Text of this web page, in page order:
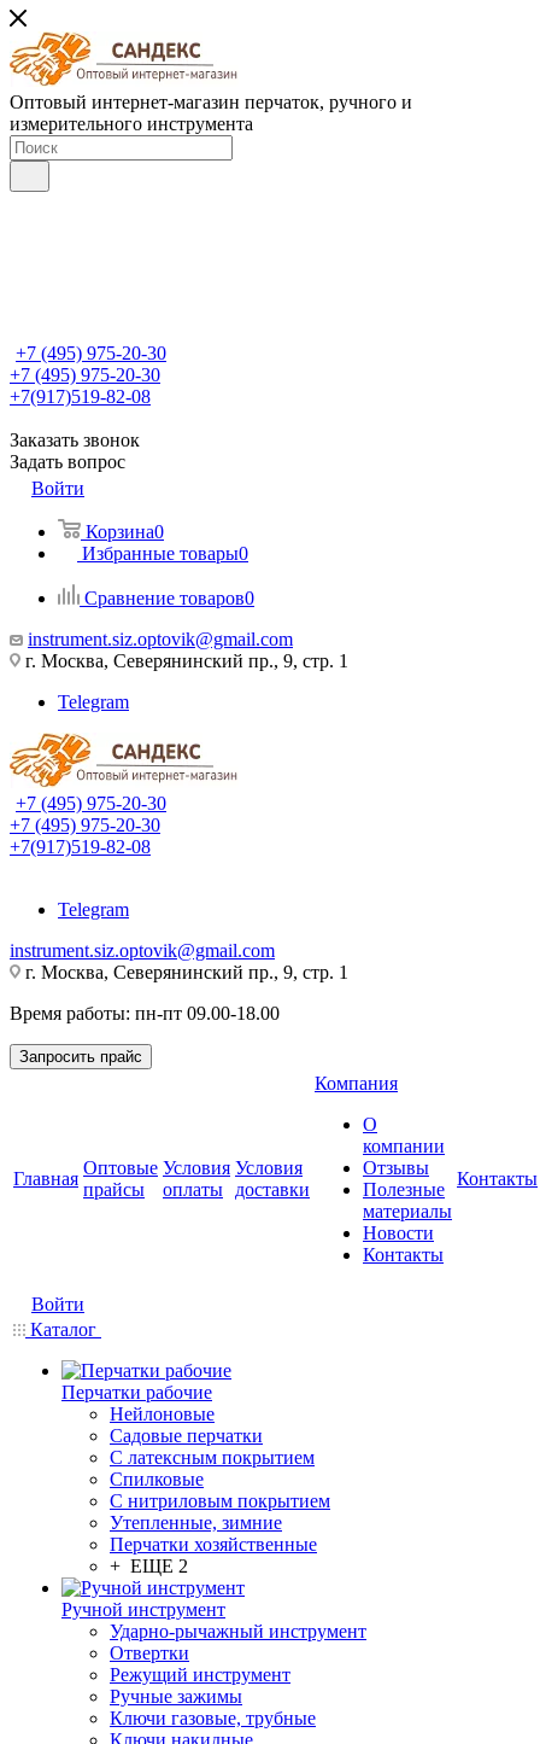
Оптовый интернет-магазин перчаток, ручного и
измерительного инструмента
+7 (495) 975-20-30
+7 (495) 975-20-30
+7(917)519-82-08
Заказать звонок
Задать вопрос
Войти
Корзина0
Избранные товары0
Сравнение товаров0
instrument.siz.optovik@gmail.com
г. Москва, Северянинский пр., 9, стр. 1
Telegram
+7 (495) 975-20-30
+7 (495) 975-20-30
+7(917)519-82-08
Telegram
instrument.siz.optovik@gmail.com
г. Москва, Северянинский пр., 9, стр. 1
Время работы: пн-пт 09.00-18.00
Запросить прайс
Главная
Оптовые
прайсы
Условия
оплаты
Условия
доставки
Компания
О
компании
Отзывы
Полезные
материалы
Новости
Контакты
Контакты
Войти
Каталог
Перчатки рабочие
Нейлоновые
Садовые перчатки
С латексным покрытием
Cпилковые
С нитриловым покрытием
Утепленные, зимние
Перчатки хозяйственные
+ ЕЩЕ 2
Ручной инструмент
Ударно-рычажный инструмент
Отвертки
Режущий инструмент
Ручные зажимы
Ключи газовые, трубные
Ключи накидные